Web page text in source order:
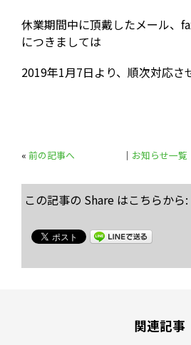
休業期間中に頂戴したメール、
につきましては
2019年1月7日より、順次対応さ
« 前の記事へ │ お知らせ一覧
この記事の Share はこちらから:
関連記事